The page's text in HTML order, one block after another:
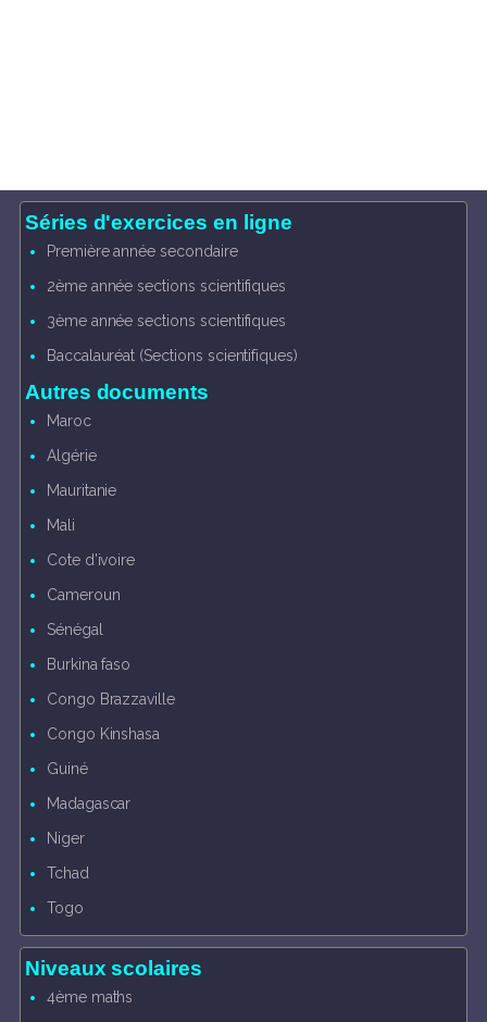
Séries d'exercices en ligne
Première année secondaire
2ème année sections scientifiques
3ème année sections scientifiques
Baccalauréat (Sections scientifiques)
Autres documents
Maroc
Algérie
Mauritanie
Mali
Cote d'ivoire
Cameroun
Sénégal
Burkina faso
Congo Brazzaville
Congo Kinshasa
Guiné
Madagascar
Niger
Tchad
Togo
Niveaux scolaires
4ème maths